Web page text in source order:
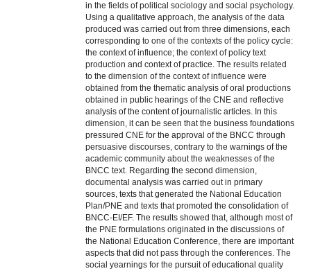
in the fields of political sociology and social psychology.
Using a qualitative approach, the analysis of the data
produced was carried out from three dimensions, each
corresponding to one of the contexts of the policy cycle:
the context of influence; the context of policy text
production and context of practice. The results related
to the dimension of the context of influence were
obtained from the thematic analysis of oral productions
obtained in public hearings of the CNE and reflective
analysis of the content of journalistic articles. In this
dimension, it can be seen that the business foundations
pressured CNE for the approval of the BNCC through
persuasive discourses, contrary to the warnings of the
academic community about the weaknesses of the
BNCC text. Regarding the second dimension,
documental analysis was carried out in primary
sources, texts that generated the National Education
Plan/PNE and texts that promoted the consolidation of
BNCC-EI/EF. The results showed that, although most of
the PNE formulations originated in the discussions of
the National Education Conference, there are important
aspects that did not pass through the conferences. The
social yearnings for the pursuit of educational quality